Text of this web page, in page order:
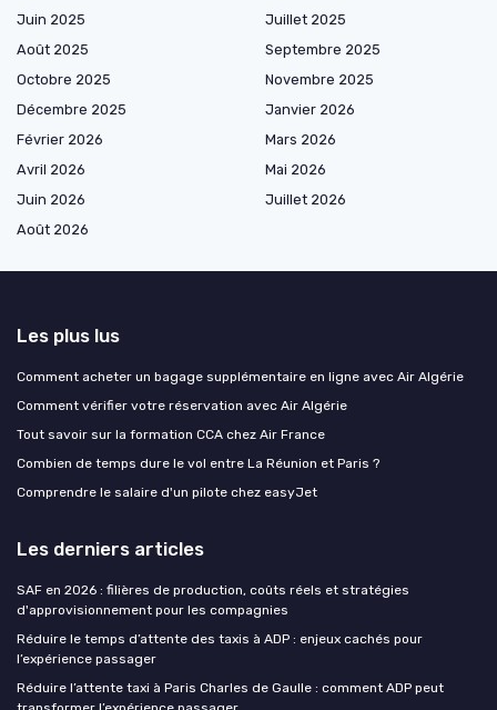
Juin 2025
Juillet 2025
Août 2025
Septembre 2025
Octobre 2025
Novembre 2025
Décembre 2025
Janvier 2026
Février 2026
Mars 2026
Avril 2026
Mai 2026
Juin 2026
Juillet 2026
Août 2026
Les plus lus
Comment acheter un bagage supplémentaire en ligne avec Air Algérie
Comment vérifier votre réservation avec Air Algérie
Tout savoir sur la formation CCA chez Air France
Combien de temps dure le vol entre La Réunion et Paris ?
Comprendre le salaire d'un pilote chez easyJet
Les derniers articles
SAF en 2026 : filières de production, coûts réels et stratégies
d'approvisionnement pour les compagnies
Réduire le temps d’attente des taxis à ADP : enjeux cachés pour
l’expérience passager
Réduire l’attente taxi à Paris Charles de Gaulle : comment ADP peut